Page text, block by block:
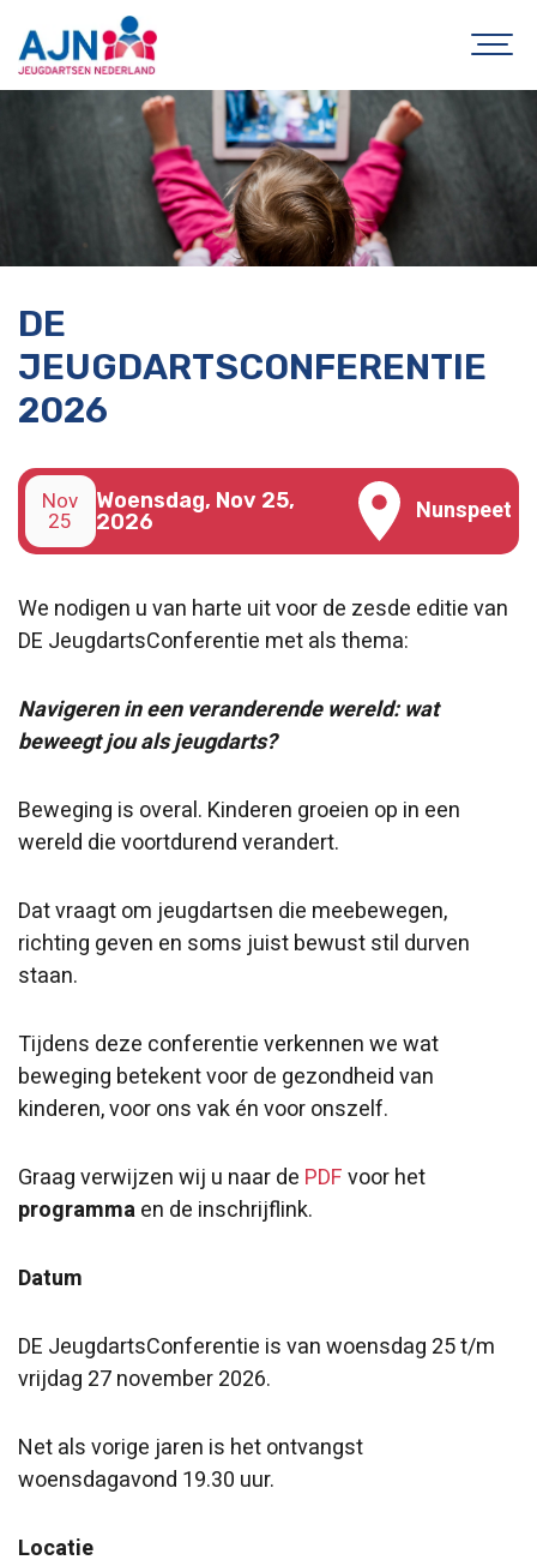
DE
JEUGDARTSCONFERENTIE
2026
Nov
25
Woensdag, Nov 25,
2026
Nunspeet
We nodigen u van harte uit voor de zesde editie van
DE JeugdartsConferentie met als thema:
Navigeren in een veranderende wereld: wat
beweegt jou als jeugdarts?
Beweging is overal. Kinderen groeien op in een
wereld die voortdurend verandert.
Dat vraagt om jeugdartsen die meebewegen,
richting geven en soms juist bewust stil durven
staan.
Tijdens deze conferentie verkennen we wat
beweging betekent voor de gezondheid van
kinderen, voor ons vak én voor onszelf.
Graag verwijzen wij u naar de PDFvoor het
programmaen de inschrijflink.
Datum
DE JeugdartsConferentie is van woensdag 25 t/m
vrijdag 27 november 2026.
Net als vorige jaren is het ontvangst
woensdagavond 19.30 uur.
Locatie